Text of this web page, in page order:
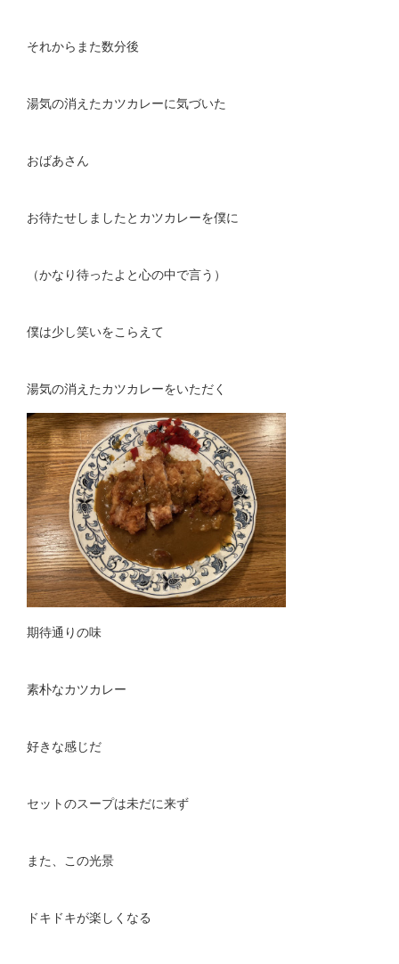
それからまた数分後
湯気の消えたカツカレーに気づいた
おばあさん
お待たせしましたとカツカレーを僕に
（かなり待ったよと心の中で言う）
僕は少し笑いをこらえて
湯気の消えたカツカレーをいただく
期待通りの味
素朴なカツカレー
好きな感じだ
セットのスープは未だに来ず
また、この光景
ドキドキが楽しくなる